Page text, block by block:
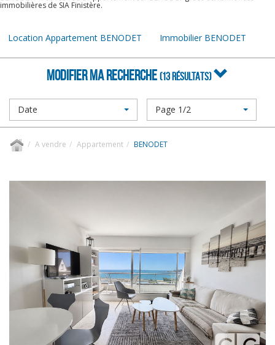
immobilières de SIA Finistère.
Location Appartement BENODET Immobilier BENODET
MODIFIER MA RECHERCHE (13 RÉSULTATS)
Page 1/2
Date
A vendre Appartement BENODET